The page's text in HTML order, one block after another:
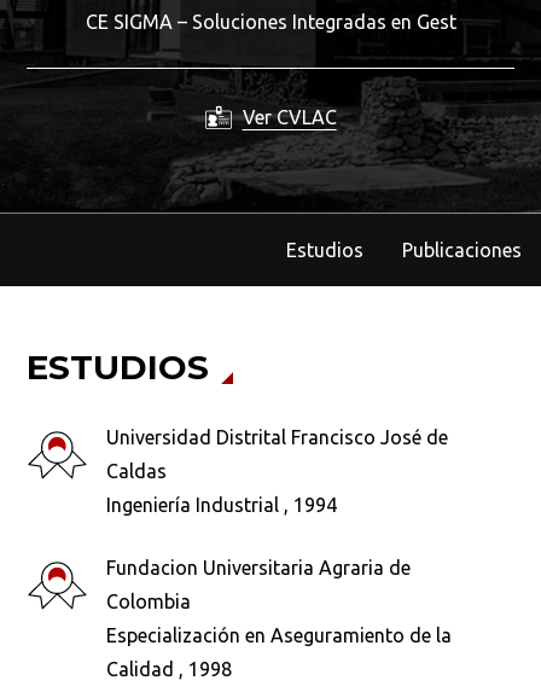
CE SIGMA – Soluciones Integradas en Gest
Ver CVLAC
Estudios Publicaciones
ESTUDIOS
Universidad Distrital Francisco José de
Caldas
Ingeniería Industrial , 1994
Fundacion Universitaria Agraria de
Colombia
Especialización en Aseguramiento de la
Calidad , 1998